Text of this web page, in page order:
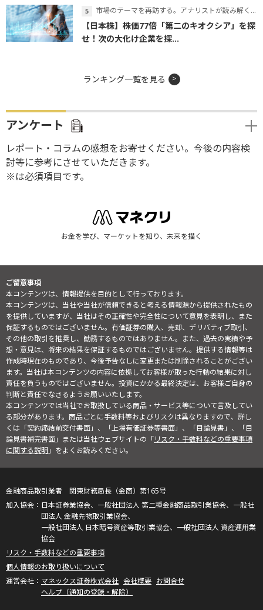
市場のテーマを再訪する。アナリストが読み解くテーマの本質
【日本株】株価77倍「第二のキオクシア」を探
せ！次の大化け企業を探...
ランキング一覧を見る
アンケート
レポート・コラムの感想をお寄せください。今後の内容検
討等に参考にさせていただきます。
※は必須項目です。
お金を学び、マーケットを知り、未来を描く
ご留意事項
本コンテンツは、情報提供を目的として行っております。
本コンテンツは、当社や当社が信頼できると考える情報源から提供されたもの
を提供していますが、当社はその正確性や完全性について意見を表明し、また
保証するものではございません。有価証券の購入、売却、デリバティブ取引、
その他の取引を推奨し、勧誘するものではありません。また、過去の実績や予
想・意見は、将来の結果を保証するものではございません。提供する情報等は
作成時現在のものであり、今後予告なしに変更または削除されることがござい
ます。当社は本コンテンツの内容に依拠してお客様が取った行動の結果に対し
責任を負うものではございません。投資にかかる最終決定は、お客様ご自身の
判断と責任でなさるようお願いいたします。
本コンテンツでは当社でお取扱している商品・サービス等について言及してい
る部分があります。商品ごとに手数料等およびリスクは異なりますので、詳し
くは「契約締結前交付書面」、「上場有価証券等書面」、「目論見書」、「目
論見書補完書面」または当社ウェブサイトの「リスク・手数料などの重要事項
に関する説明」をよくお読みください。
金融商品取引業者 関東財務局長（金商）第165号
日本証券業協会、一般社団法人 第二種金融商品取引業協会、一般社
団法人 金融先物取引業協会、
一般社団法人 日本暗号資産等取引業協会、一般社団法人 資産運用業
協会
リスク・手数料などの重要事項
個人情報のお取り扱いについて
マネックス証券株式会社 会社概要 お問合せ
ヘルプ（通知の登録・解除）